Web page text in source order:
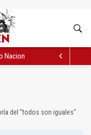
de Trompa y Piano
del "todos son iguales"